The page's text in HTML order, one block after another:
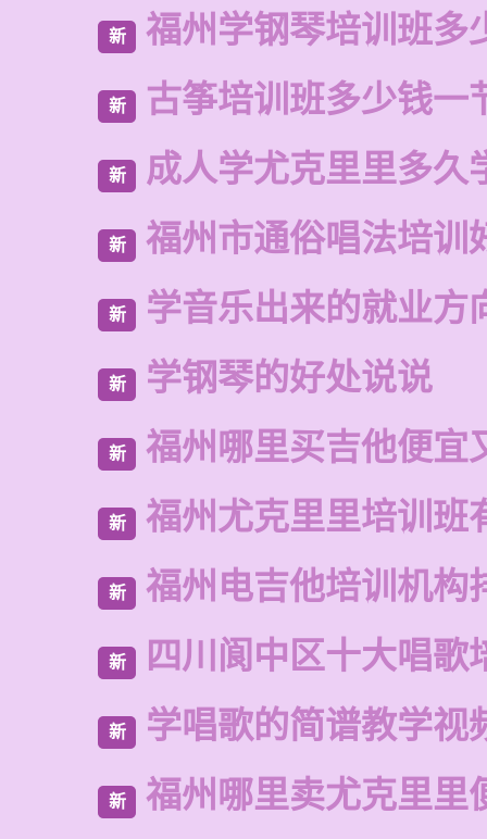
新 福州学钢琴培训班多
新 古筝培训班多少钱一
新 成人学尤克里里多久
新 福州市通俗唱法培训
新 学音乐出来的就业方
新 学钢琴的好处说说
新 福州哪里买吉他便宜
新 福州尤克里里培训班
新 福州电吉他培训机构
新 四川阆中区十大唱歌
新 学唱歌的简谱教学视
新 福州哪里卖尤克里里